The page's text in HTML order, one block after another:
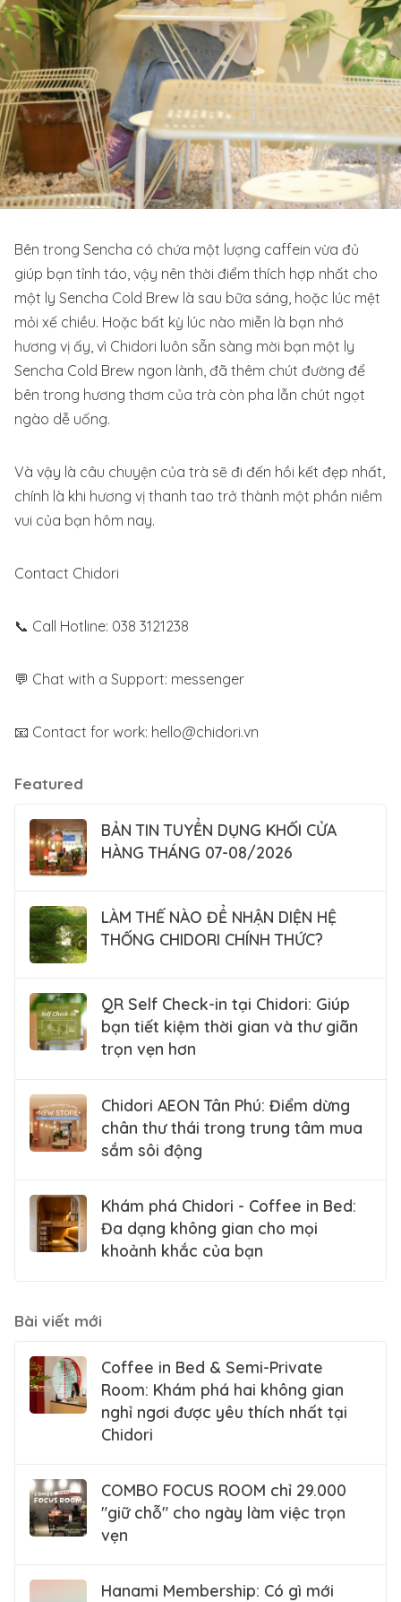
Bên trong Sencha có chứa một lượng caffein vừa đủ
giúp bạn tỉnh táo, vậy nên thời điểm thích hợp nhất cho
một ly Sencha Cold Brew là sau bữa sáng, hoặc lúc mệt
mỏi xế chiều. Hoặc bất kỳ lúc nào miễn là bạn nhớ
hương vị ấy, vì Chidori luôn sẵn sàng mời bạn một ly
Sencha Cold Brew ngon lành, đã thêm chút đường để
bên trong hương thơm của trà còn pha lẫn chút ngọt
ngào dễ uống.
Và vậy là câu chuyện của trà sẽ đi đến hồi kết đẹp nhất,
chính là khi hương vị thanh tao trở thành một phần niềm
vui của bạn hôm nay.
Contact Chidori
📞 Call Hotline: 038 3121238
💬 Chat with a Support: messenger
📧 Contact for work: hello@chidori.vn
Featured
BẢN TIN TUYỂN DỤNG KHỐI CỬA
HÀNG THÁNG 07-08/2026
LÀM THẾ NÀO ĐỂ NHẬN DIỆN HỆ
THỐNG CHIDORI CHÍNH THỨC?
QR Self Check-in tại Chidori: Giúp
bạn tiết kiệm thời gian và thư giãn
trọn vẹn hơn
Chidori AEON Tân Phú: Điểm dừng
chân thư thái trong trung tâm mua
sắm sôi động
Khám phá Chidori - Coffee in Bed:
Đa dạng không gian cho mọi
khoảnh khắc của bạn
Bài viết mới
Coffee in Bed & Semi-Private
Room: Khám phá hai không gian
nghỉ ngơi được yêu thích nhất tại
Chidori
COMBO FOCUS ROOM chỉ 29.000
"giữ chỗ" cho ngày làm việc trọn
vẹn
Hanami Membership: Có gì mới